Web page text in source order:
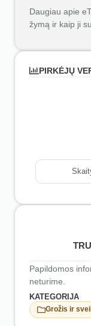
Daugiau apie
žymą ir kaip ji
PIRKĖJŲ
Papildomos
neturime.
KATEGORIJA
Grožis ir